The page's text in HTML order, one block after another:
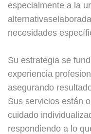
especialmente a la
necesidades
Su estrategia se
experiencia
asegurando
Sus servicios están
cuidado
respondiendo a lo